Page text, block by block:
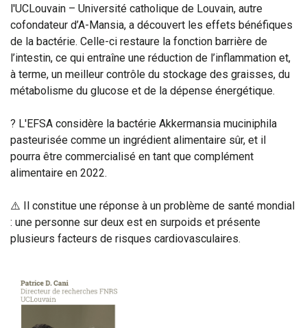
l'UCLouvain – Université catholique de Louvain, autre
cofondateur d’A-Mansia, a découvert les effets bénéfiques
de la bactérie. Celle-ci restaure la fonction barrière de
l’intestin, ce qui entraîne une réduction de l’inflammation et,
à terme, un meilleur contrôle du stockage des graisses, du
métabolisme du glucose et de la dépense énergétique.
? L'EFSA considère la bactérie Akkermansia muciniphila
pasteurisée comme un ingrédient alimentaire sûr, et il
pourra être commercialisé en tant que complément
alimentaire en 2022.
⚠️ Il constitue une réponse à un problème de santé mondial
: une personne sur deux est en surpoids et présente
plusieurs facteurs de risques cardiovasculaires.